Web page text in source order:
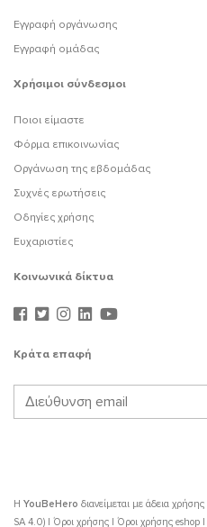
Εγγραφή οργάνωσης
Εγγραφή ομάδας
Χρήσιμοι σύνδεσμοι
Ποιοι είμαστε
Φόρμα επικοινωνίας
Οργάνωση της εβδομάδας
Συχνές ερωτήσεις
Οδηγίες χρήσης
Ευχαριστίες
Κοινωνικά δίκτυα
Κράτα επαφή
Η YouBeHero διανείμεται με άδεια χρήσης
SA 4.0)
Όροι χρήσης Όροι χρήσης eshop